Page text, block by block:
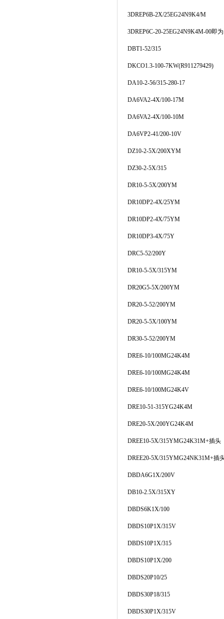
3DREP6B-2X/25EG24N9K4/M
3DREP6C-20-25EG24N9K4M-00即为
DBT1-52/315
DKCO1.3-100-7KW(R911279429)
DA10-2-56/315-280-17
DA6VA2-4X/100-17M
DA6VA2-4X/100-10M
DA6VP2-41/200-10V
DZ10-2-5X/200XYM
DZ30-2-5X/315
DR10-5-5X/200YM
DR10DP2-4X/25YM
DR10DP2-4X/75YM
DR10DP3-4X/75Y
DRC5-52/200Y
DR10-5-5X/315YM
DR20G5-5X/200YM
DR20-5-52/200YM
DR20-5-5X/100YM
DR30-5-52/200YM
DRE6-10/100MG24K4M
DRE6-10/100MG24K4M
DRE6-10/100MG24K4V
DRE10-51-315YG24K4M
DRE20-5X/200YG24K4M
DREE10-5X/315YMG24K31M+插头
DREE20-5X/315YMG24NK31M+插
DBDA6G1X/200V
DB10-2.5X/315XY
DBDS6K1X/100
DBDS10P1X/315V
DBDS10P1X/315
DBDS10P1X/200
DBDS20P10/25
DBDS30P18/315
DBDS30P1X/315V